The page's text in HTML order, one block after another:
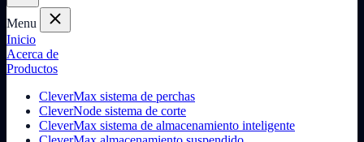
Menu
Inicio
Acerca de
Productos
CleverMax sistema de perchas
CleverNode sistema de corte
CleverMax sistema de almacenamiento inteligente